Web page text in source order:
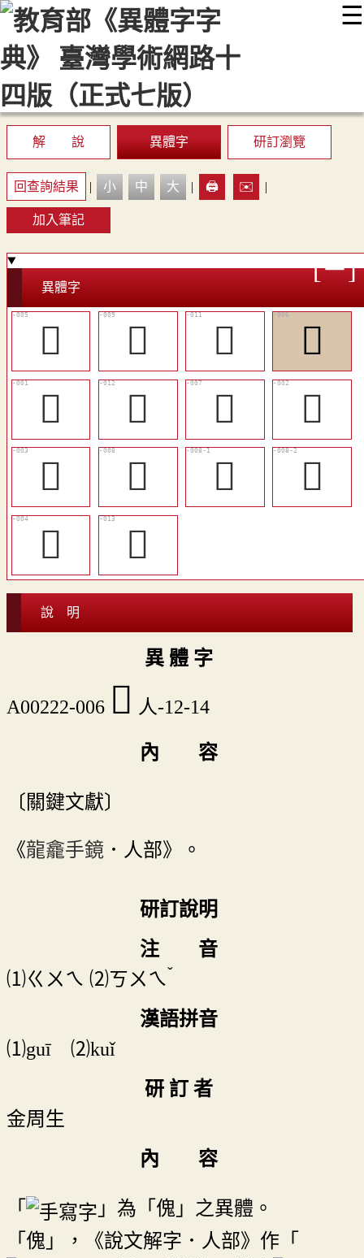
☰
::: 最新消息 常見問題 編輯說明
顯示模式
網站導覽
解 說 異體字 研訂瀏覽
回查詢結果 | 小 中 大 | 🖨️ ✉️ |
加入筆記
異體字
󴰓 󰑂 󰎷
󰎲
𠎺
󰎸 󰎳
𠐦
𠐤
󰎴 󰎵
𤪿
𧝛
󰎹
說 明
異 體 字
A00222-006 󰎲 人-12-14
內 容
〔關鍵文獻〕
《龍龕手鏡 ．人部》。
研訂說明
注 音
⑴ㄍㄨㄟ ⑵ㄎㄨㄟˇ
漢語拼音
⑴guī ⑵kuǐ
研 訂 者
金周生
內 容
「
」為「傀」之異體。
「傀」，《說文解字．人部》作「